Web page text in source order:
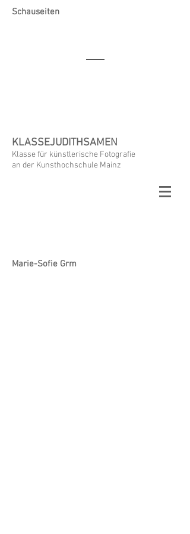
Schauseiten
KLASSEJUDITHSAMEN
Klasse für künstlerische Fotografie
an der Kunsthochschule Mainz
Marie-Sofie Grm